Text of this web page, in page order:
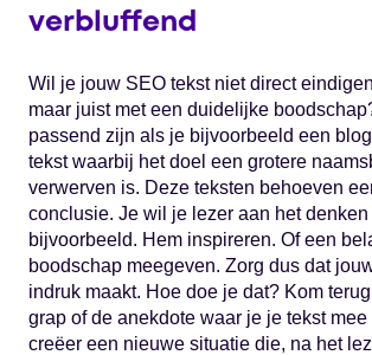
verbluffend
Wil je jouw SEO tekst niet direct
maar juist met een duidelijke
passend zijn als je bijvoorbeeld een
tekst waarbij het doel een grotere
verwerven is. Deze teksten behoeven
conclusie. Je wil je lezer aan het denken
bijvoorbeeld. Hem inspireren. Of een
boodschap meegeven. Zorg dus dat
indruk maakt. Hoe doe je dat? Kom
grap of de anekdote waar je je tekst mee
creëer een nieuwe situatie die, na het